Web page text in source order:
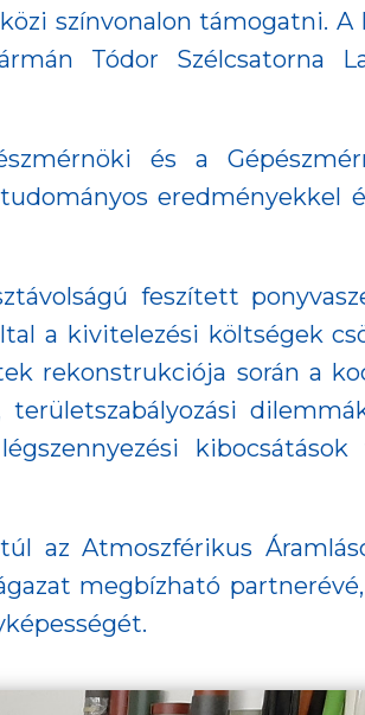
színvonalon támogatni. A
Tódor Szélcsatorna
és a
eredményekkel
feszített
a kivitelezési költségek
rekonstrukciója során a
kibocsátások
az Atmoszférikus
megbízható